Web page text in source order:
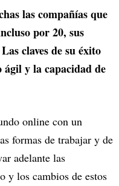
las compañías que
por 20, sus
claves de su éxito
y la capacidad de
online con un
formas de trabajar y de
adelante las
y los cambios de estos